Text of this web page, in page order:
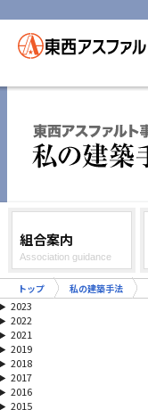
組合案内
Association guidance
トップ 私の建築手法
2023
2022
2021
2019
2018
2017
2016
2015